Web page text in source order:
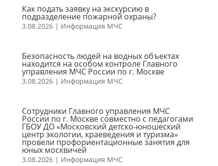
Как подать заявку на экскурсию в
подразделение пожарной охраны?
3.08.2026| Информация МЧС
Безопасность людей на водных объектах
находится на особом контроле Главного
управления МЧС России по г. Москве
3.08.2026| Информация МЧС
Сотрудники Главного управления МЧС
России по г. Москве совместно с педагогами
ГБОУ ДО «Московский детско-юношеский
центр экологии, краеведения и туризма»
провели профориентационные занятия для
юных москвичей
3.08.2026| Информация МЧС